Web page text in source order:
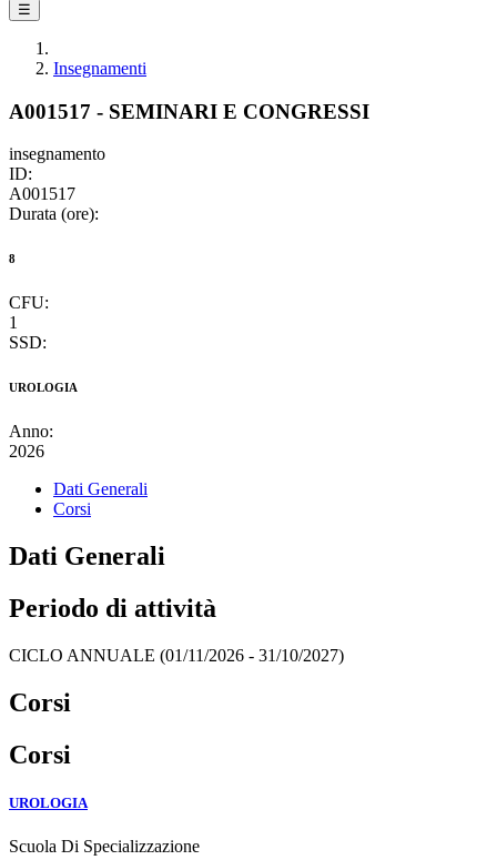
☰
Insegnamenti
A001517 - SEMINARI E CONGRESSI
insegnamento
ID:
A001517
Durata (ore):
8
CFU:
1
SSD:
UROLOGIA
Anno:
2026
Dati Generali
Corsi
Dati Generali
Periodo di attività
CICLO ANNUALE (01/11/2026 - 31/10/2027)
Corsi
Corsi
UROLOGIA
Scuola Di Specializzazione